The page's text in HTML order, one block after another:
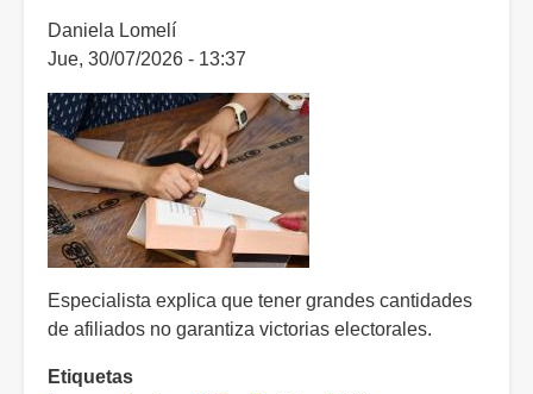
2027
Daniela Lomelí
Jue, 30/07/2026 - 13:37
Especialista explica que tener grandes cantidades
de afiliados no garantiza victorias electorales.
Etiquetas